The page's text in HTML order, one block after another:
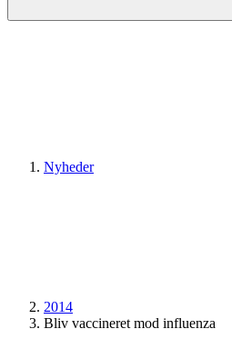
Nyheder
2014
Bliv vaccineret mod influenza